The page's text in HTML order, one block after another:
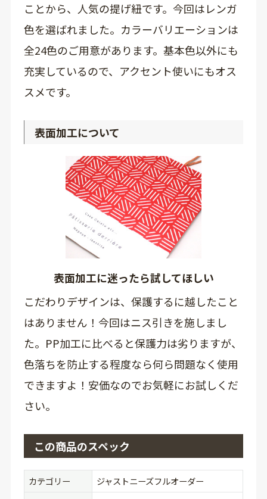
ことから、人気の提げ紐です。今回はレンガ
色を選ばれました。カラーバリエーションは
全24色のご用意があります。基本色以外にも
充実しているので、アクセント使いにもオス
スメです。
表面加工について
表面加工に迷ったら試してほしい
こだわりデザインは、保護するに越したこと
はありません！今回はニス引きを施しまし
た。PP加工に比べると保護力は劣りますが、
色落ちを防止する程度なら何ら問題なく使用
できますよ！安価なのでお気軽にお試しくだ
さい。
この商品のスペック
カテゴリー
ジャストニーズフルオーダー